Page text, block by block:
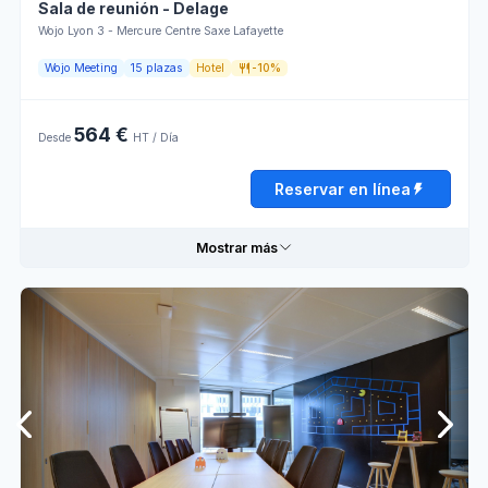
d'accueil
Horario de apertura
Lunes
08:00 - 13:00 13:00 - 18:00
Jueves 08:00 - 13:00 13:00 - 18:00
Viernes 08:00 - 13:00 13:00 - 18:00
Sábado Cerrado
Domingo Cerrado
Sala de reunión - Delage
Wojo Lyon 3 - Mercure Centre Saxe Lafayette
Wojo Meeting 15 plazas Hotel -10%
Desde 564 € HT / Día
Reservar en línea
Mostrar más
Informaciones prácticas
Fibra
óptica
Enchufes
Mesas
rectangulares